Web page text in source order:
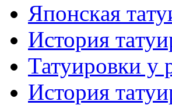
Японскaя
История
Татуировки у
История